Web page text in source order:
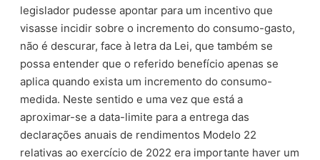
legislador pudesse apontar para um incentivo que
visasse incidir sobre o incremento do consumo-gasto,
não é descurar, face à letra da Lei, que também se
possa entender que o referido benefício apenas se
aplica quando exista um incremento do consumo-
medida. Neste sentido e uma vez que está a
aproximar-se a data-limite para a entrega das
declarações anuais de rendimentos Modelo 22
relativas ao exercício de 2022 era importante haver um